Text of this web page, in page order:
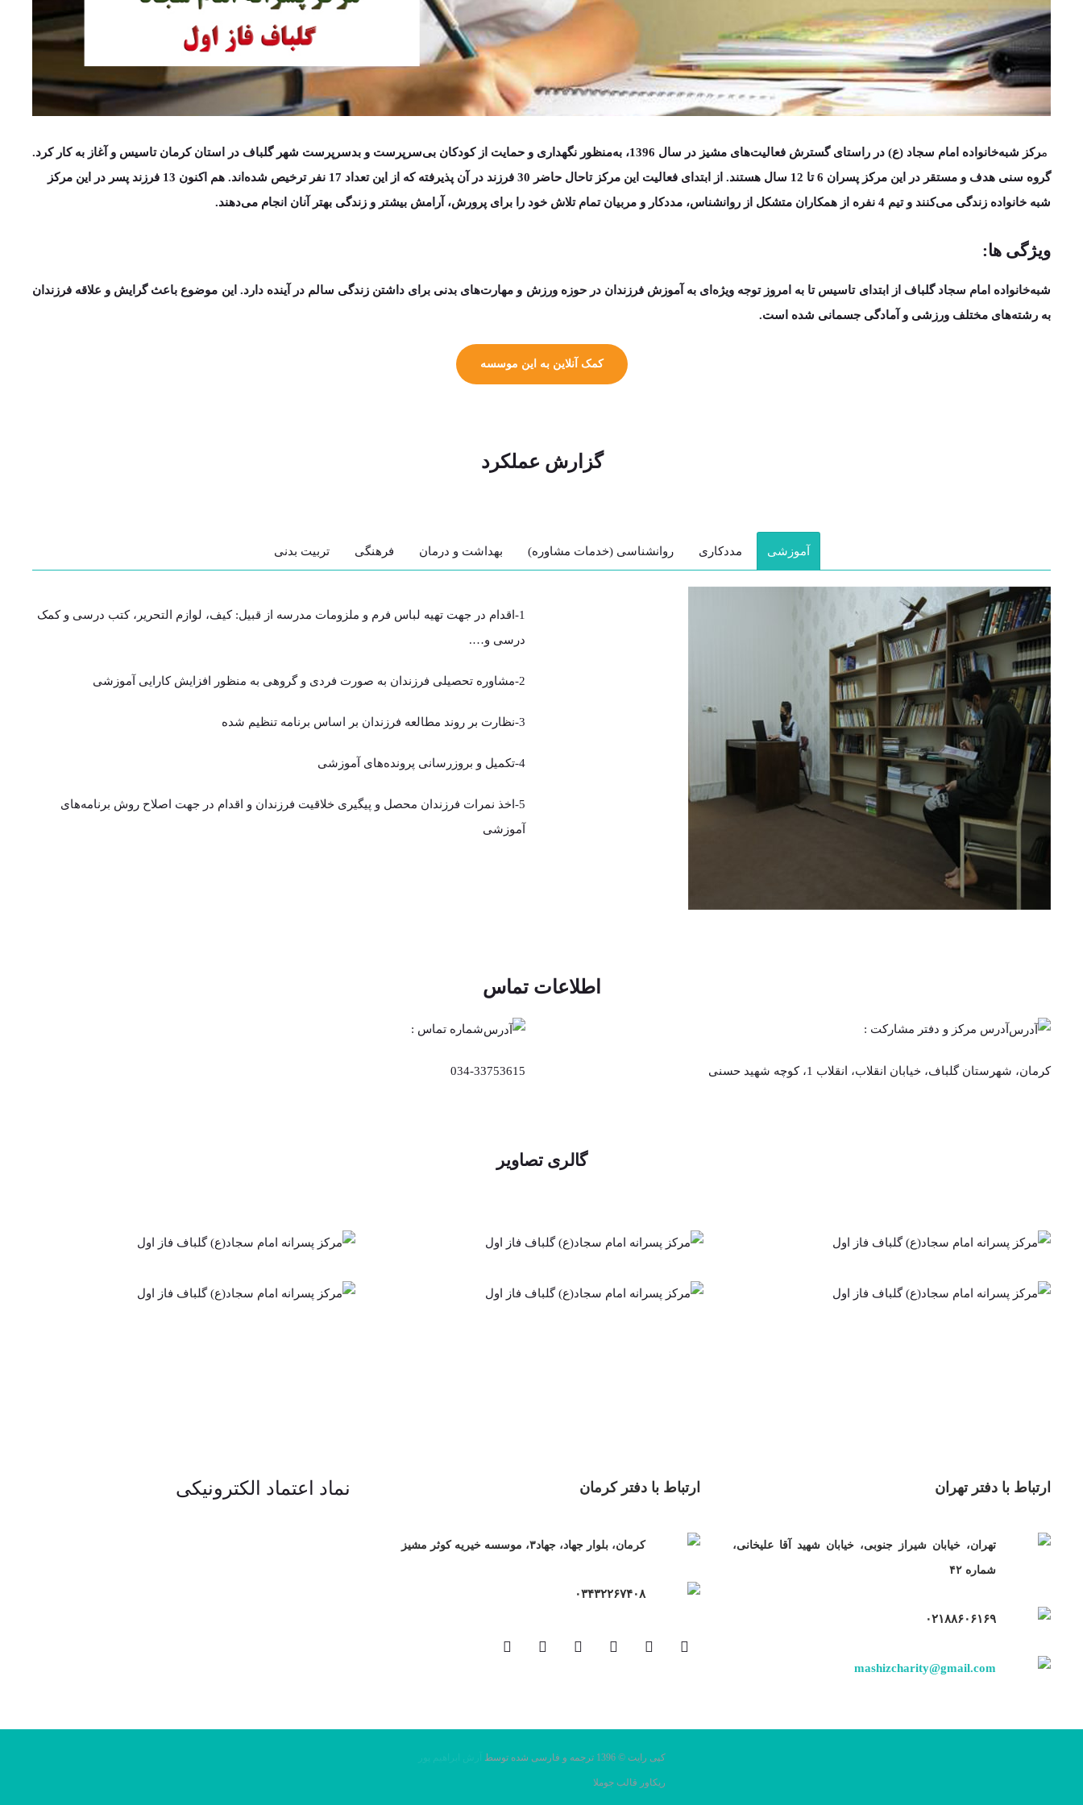
مرکز شبه‌خانواده امام سجاد (ع) در راستای گسترش فعالیت‌های مشیز در سال ، به­‌منظور نگهداری و حمایت از کودکان بی­‌سرپرست و بدسرپرست شهر گلباف در استان کرمان تاسیس و آغاز به کار کرد.
گروه سنی هدف و مستقر در این مرکز پسران 6 تا 12 سال هستند. از ابتدای فعالیت این مرکز تاحال حاضر 30 فرزند در آن پذیرفته که از این تعداد 17 نفر ترخیص شده‌اند. ه م اکنون
در این مرکز
شبه خانواده زندگی می‌کنند و تیم 4 نفره از همکاران متشکل از روانشناس، مددکار و مربیان تمام تلاش خود را برای پرورش، آرامش بیشتر و زندگی بهتر آنان انجام می‌دهند.
ویژگی ها:
شبه‌خانواده امام سجاد گلباف از ابتدای تاسیس تا به امروز توجه ویژه‌ای به آموزش فرزندان در حوزه ورزش و مهارت‌های بدنی برای داشتن زندگی سالم در آینده دارد. این موضوع باعث گرایش و علاقه فرزندان
به رشته‌های مختلف ورزشی و آمادگی جسمانی شده است.
کمک آنلاین به این موسسه
گزارش عملکرد
آموزشی مددکاری روانشناسی (خدمات مشاوره) بهداشت و درمان فرهنگی تربیت بدنی
1-اقدام در جهت تهیه لباس فرم و ملزومات مدرسه از قبیل: کیف، لوازم التحریر، کتب درسی و کمک
درسی و….
2-مشاوره تحصیلی فرزندان به صورت فردی و گروهی به منظور افزایش کارایی آموزشی
3-نظارت بر روند مطالعه فرزندان بر اساس برنامه تنظیم شده
4-تکمیل و بروزرسانی پرونده‌های آموزشی
5-اخذ نمرات فرزندان محصل و پیگیری خلاقیت فرزندان و اقدام در جهت اصلاح روش برنامه‌های
آموزشی
اطلاعات تماس
آدرس مرکز و دفتر مشارکت :
کرمان، شهرستان گلباف، خیابان انقلاب، انقلاب 1، کوچه شهید حسنی
شماره تماس :
034-33753615
گالری تصاویر
ارتباط با دفتر تهران
تهران، خیابان شیراز جنوبی، خیابان شهید آقا علیخانی،
شماره ۴۲
۰۲۱۸۸۶۰۶۱۶۹
mashizcharity@gmail.com
ارتباط با دفتر کرمان
کرمان، بلوار جهاد، جهاد۳، موسسه خیریه کوثر مشیز
۰۳۴۳۲۲۶۷۴۰۸
نماد اعتماد الکترونیکی
کپی رایت © 1396 ترجمه و فارسی شده توسط آرش ابراهیم پور
ریکاور قالب جوملا